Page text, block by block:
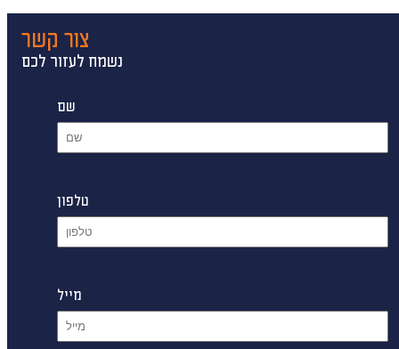
צור קשר
נשמח לעזור לכם
שם
טלפון
מייל